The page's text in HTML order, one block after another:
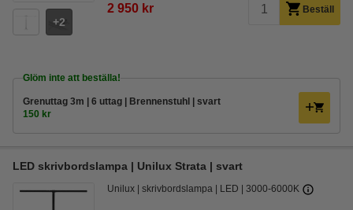
2
2 950 kr Beställ
Glöm inte att beställa!
​​​​​​​Grenuttag 3m | 6 uttag | Brennenstuhl | svart
150 kr
LED skrivbordslampa | Unilux Strata | svart
Unilux skrivbordslampa LED 3000-6000K